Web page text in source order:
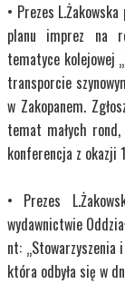
• Prezes
planu imprez na
tematyce kolejowej
transporcie
w Zakopanem.
temat małych
konferencja z okazji
• Prezes
wydawnictwie
nt: „Stowarzyszenia
która odbyła się w